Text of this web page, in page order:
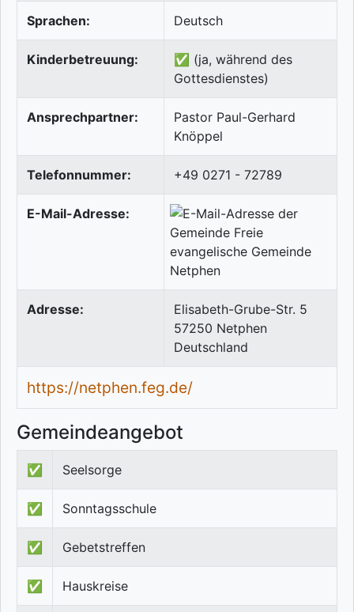
Sprachen: Deutsch
Kinderbetreuung:
✅ (ja, während des
Gottesdienstes)
Ansprechpartner:
Pastor Paul-Gerhard
Knöppel
Telefonnummer: +49 0271 - 72789
E-Mail-Adresse:
Adresse:
Elisabeth-Grube-Str. 5
57250 Netphen
Deutschland
https://netphen.feg.de/
Gemeindeangebot
✅ Seelsorge
✅ Sonntagsschule
✅ Gebetstreffen
✅ Hauskreise